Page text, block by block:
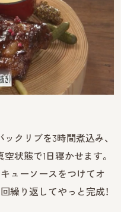
クリブを3時間煮込み、
状態で1日寝かせます。
ューソースをつけてオ
繰り返してやっと完成！